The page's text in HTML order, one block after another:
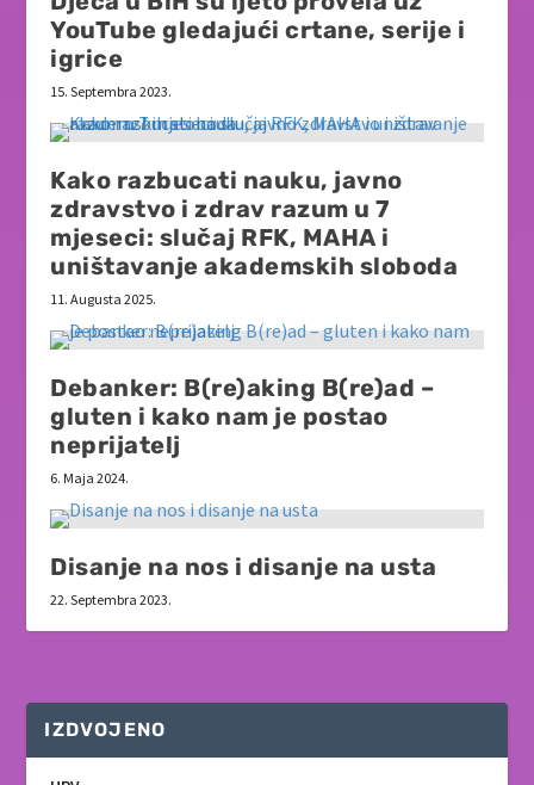
YouTube gledajući crtane, serije i
igrice
15. Septembra 2023.
Kako razbucati nauku, javno
zdravstvo i zdrav razum u 7
mjeseci: slučaj RFK, MAHA i
uništavanje akademskih sloboda
11. Augusta 2025.
Debanker: B(re)aking B(re)ad –
gluten i kako nam je postao
neprijatelj
6. Maja 2024.
Disanje na nos i disanje na usta
22. Septembra 2023.
IZDVOJENO